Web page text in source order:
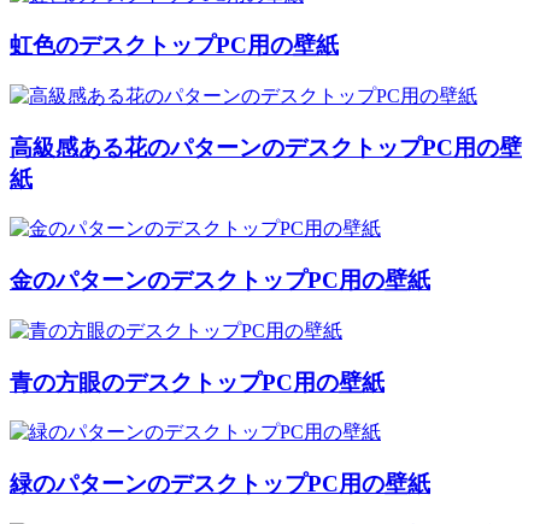
虹色のデスクトップPC用の壁紙
高級感ある花のパターンのデスクトップPC用の壁
紙
金のパターンのデスクトップPC用の壁紙
青の方眼のデスクトップPC用の壁紙
緑のパターンのデスクトップPC用の壁紙